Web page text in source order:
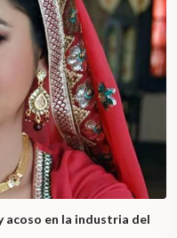
acoso en la industria del